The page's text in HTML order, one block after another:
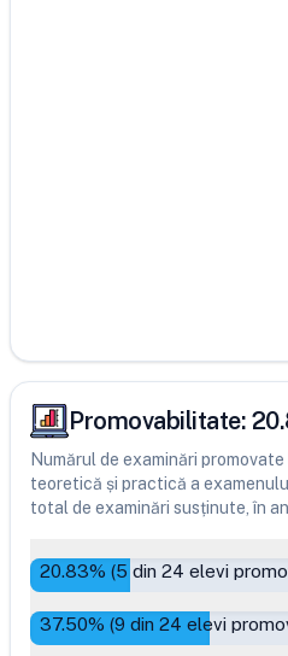
Promovabilitate:
Numărul de examinări
teoretică și practică a
total de examinări susținute, în
20.83% (5 din 24 elevi
37.50% (9 din 24 elevi